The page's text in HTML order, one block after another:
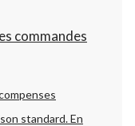
commandes
standard.En